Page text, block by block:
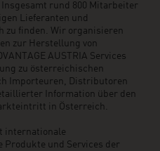
rund 800 Mitarbeiter
Lieferanten und
zu finden. Wir organisieren
zur Herstellung von
AUSTRIA Services
zu österreichischen
Importeuren, Distributoren
Information über den
in Österreich.
internationale
Produkte und Services der